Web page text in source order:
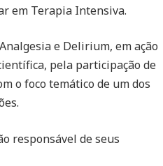
em Terapia Intensiva.
e Delirium, em ação
pela participação de
o foco temático de um dos
responsável de seus